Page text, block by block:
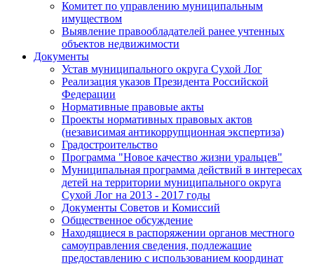
Комитет по управлению муниципальным
имуществом
Выявление правообладателей ранее учтенных
объектов недвижимости
Документы
Устав муниципального округа Сухой Лог
Реализация указов Президента Российской
Федерации
Нормативные правовые акты
Проекты нормативных правовых актов
(независимая антикоррупционная экспертиза)
Градостроительство
Программа "Новое качество жизни уральцев"
Муниципальная программа действий в интересах
детей на территории муниципального округа
Сухой Лог на 2013 - 2017 годы
Документы Советов и Комиссий
Общественное обсуждение
Находящиеся в распоряжении органов местного
самоуправления сведения, подлежащие
предоставлению с использованием координат